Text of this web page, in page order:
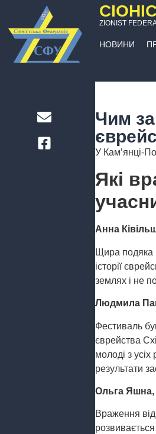
ZIONIST
НОВИНИ
Чим
У Кам’янці-
Які
Анна
Щира подяка
історії
землях і не
Людмила
Фестиваль
єврейства
молоді з усіх
результати
Ольга Яшна,
Враження